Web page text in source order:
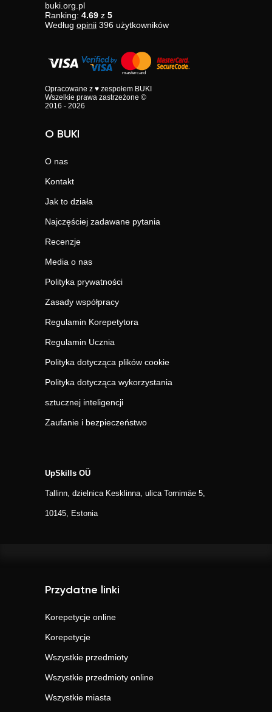
buki.org.pl
Ranking: 4.69 z 5
Według opinii 396 użytkowników
Opracowane z ♥ zespołem BUKI
Wszelkie prawa zastrzeżone ©
2016 - 2026
O BUKI
O nas
Kontakt
Jak to działa
Najczęściej zadawane pytania
Recenzje
Media o nas
Polityka prywatności
Zasady współpracy
Regulamin Korepetytora
Regulamin Ucznia
Polityka dotycząca plików cookie
Polityka dotycząca wykorzystania
sztucznej inteligencji
Zaufanie i bezpieczeństwo
UpSkills OÜ
Tallinn, dzielnica Kesklinna, ulica Tornimäe 5,
10145, Estonia
Przydatne linki
Korepetycje online
Korepetycje
Wszystkie przedmioty
Wszystkie przedmioty online
Wszystkie miasta